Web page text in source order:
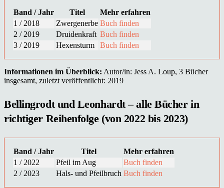
Band / Jahr Titel
Mehr erfahren
1 / 2018
Zwergenerbe Buch finden
2 / 2019
Druidenkraft Buch finden
3 / 2019
Hexensturm Buch finden
Informationen im Überblick: Autor/in: Jess A. Loup, 3 Bücher
insgesamt, zuletzt veröffentlicht: 2019
Bellingrodt und Leonhardt – alle Bücher in
richtiger Reihenfolge (von 2022 bis 2023)
Band / Jahr Titel
Mehr erfahren
1 / 2022
Pfeil im Aug
Buch finden
2 / 2023
Hals- und Pfeilbruch Buch finden